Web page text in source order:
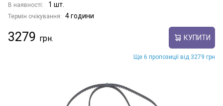
В наявності: 1 шт.
Термін очікування: 4 години
3279 КУПИТИ
Ще 6 пропозиції від 3279 грн